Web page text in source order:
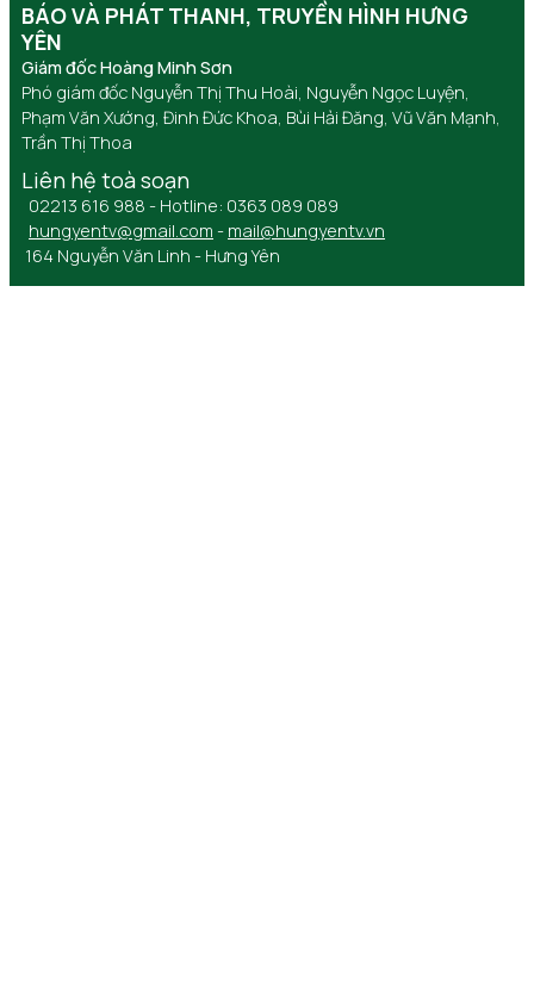
BÁO VÀ PHÁT THANH, TRUYỀN HÌNH HƯNG
YÊN
Giám đốc Hoàng Minh Sơn
Phó giám đốc Nguyễn Thị Thu Hoài, Nguyễn Ngọc Luyện,
Phạm Văn Xướng, Đinh Đức Khoa, Bùi Hải Đăng, Vũ Văn Mạnh,
Trần Thị Thoa
Liên hệ toà soạn
02213 616 988 - Hotline: 0363 089 089
hungyentv@gmail.com - mail@hungyentv.vn
164 Nguyễn Văn Linh - Hưng Yên